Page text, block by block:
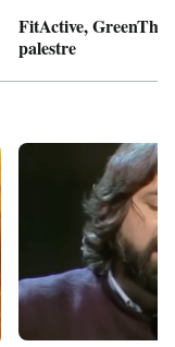
FitActive,
palestre